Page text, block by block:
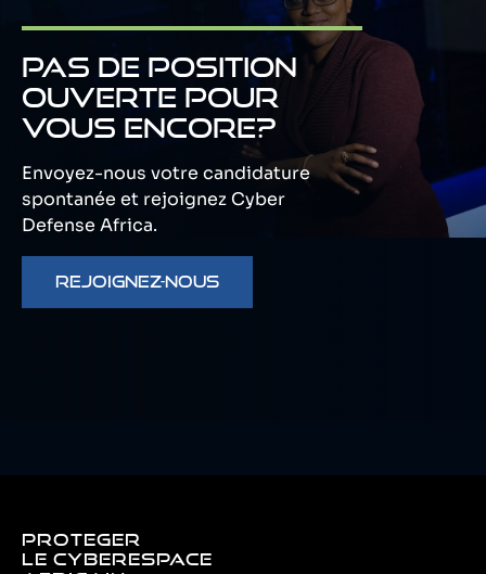
PAS DE POSITION
OUVERTE POUR
VOUS ENCORE?
Envoyez-nous votre candidature
spontanée et rejoignez Cyber
Defense Africa.
REJOIGNEZ-NOUS
PROTEGER
LE CYBERESPACE